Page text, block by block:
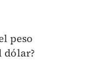
peso
dólar?